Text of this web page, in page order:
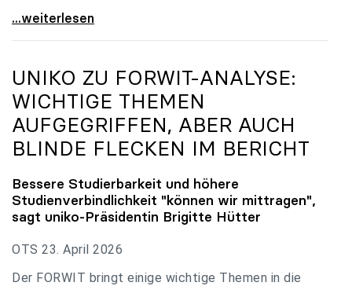
uniko zu Budgetverhandlungen: Universitäten sind
...weiterlesen
UNIKO ZU FORWIT-ANALYSE:
WICHTIGE THEMEN
AUFGEGRIFFEN, ABER AUCH
BLINDE FLECKEN IM BERICHT
Bessere Studierbarkeit und höhere
Studienverbindlichkeit "können wir mittragen",
sagt uniko-Präsidentin Brigitte Hütter
OTS 23. April 2026
Der FORWIT bringt einige wichtige Themen in die